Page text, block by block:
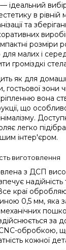
в рівній
та
розміри
малих і
громіздкі
як для
гостьової зони
вона
що
легко
інтер'єром.
виготовлення
з ДСП
надійність
краї
0,5 мм, яка
за
обробкою,
кожної